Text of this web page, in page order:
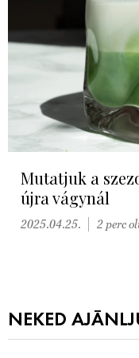
Mutatjuk a
újra vágynál
2025.04.25. 2 perc
NEKED